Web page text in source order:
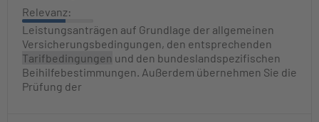
Relevanz:
Leistungsanträgen auf Grundlage der allgemeinen
Versicherungsbedingungen, den entsprechenden
Tarifbedingungen und den bundeslandspezifischen
Beihilfebestimmungen. Außerdem übernehmen Sie die
Prüfung der